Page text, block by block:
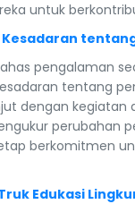
untuk
pengalaman
tentang
dengan
perubahan
berkomitmen
Edukasi